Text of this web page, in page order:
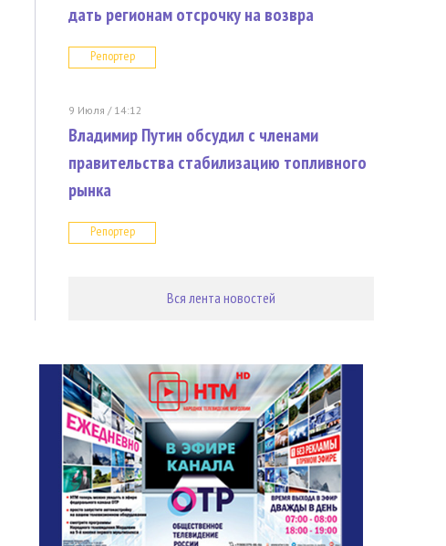
дать регионам отсрочку на возвра
Репортер
9 Июля / 14:12
Владимир Путин обсудил с членами
правительства стабилизацию топливного
рынка
Репортер
Вся лента новостей